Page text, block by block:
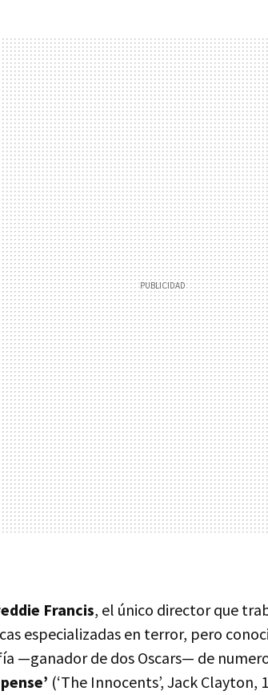
Francis, el único director que
especializadas en terror, pero
—ganador de dos Oscars— de
(‘The Innocents’, Jack Clayton,